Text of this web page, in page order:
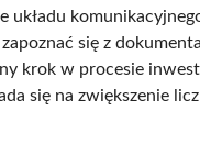
układu
się z
krok w procesie
się na zwiększenie